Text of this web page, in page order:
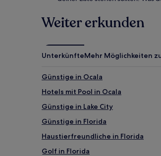
Weiter erkunden
UnterkünfteMehr Möglichkeiten
Günstige in Ocala
Hotels mit Pool in Ocala
Günstige in Lake City
Günstige in Florida
Haustierfreundliche in Florida
Golf in Florida